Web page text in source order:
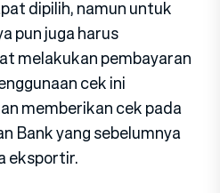
dipilih, namun untuk
pun juga harus
melakukan pembayaran
cek ini
memberikan cek pada
Bank yang sebelumnya
eksportir.